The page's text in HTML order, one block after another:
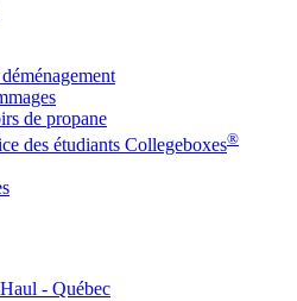
de propane
des étudiants Collegeboxes®
- Québec